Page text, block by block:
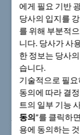
에게 필요 기반
당사의 입지를
를 위해 부분적
니다. 당사가 사
한 정보는 당사의
습니다.
기술적으로 필
동의에 따라 결
트의 일부 기능
동의”를 클릭하
용에 동의하는
장점